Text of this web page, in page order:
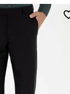
в корзину